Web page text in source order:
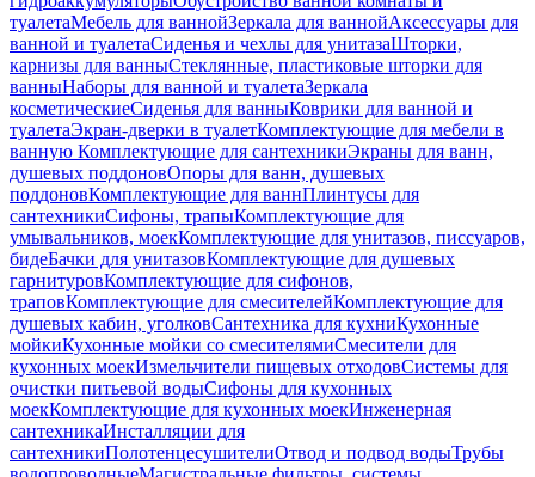
туалетаМебель для ваннойЗеркала для ваннойАксессуары для
ванной и туалетаСиденья и чехлы для унитазаШторки,
карнизы для ванныСтеклянные, пластиковые шторки для
ванныНаборы для ванной и туалетаЗеркала
косметическиеСиденья для ванныКоврики для ванной и
туалетаЭкран-дверки в туалетКомплектующие для мебели в
ванную Комплектующие для сантехникиЭкраны для ванн,
душевых поддоновОпоры для ванн, душевых
поддоновКомплектующие для ваннПлинтусы для
сантехникиСифоны, трапыКомплектующие для
умывальников, моекКомплектующие для унитазов, писсуаров,
бидеБачки для унитазовКомплектующие для душевых
гарнитуровКомплектующие для сифонов,
траповКомплектующие для смесителейКомплектующие для
душевых кабин, уголковСантехника для кухниКухонные
мойкиКухонные мойки со смесителямиСмесители для
кухонных моекИзмельчители пищевых отходовСистемы для
очистки питьевой водыСифоны для кухонных
моекКомплектующие для кухонных моекИнженерная
сантехникаИнсталляции для
сантехникиПолотенцесушителиОтвод и подвод водыТрубы